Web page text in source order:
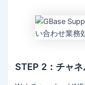
STEP 2：チャ